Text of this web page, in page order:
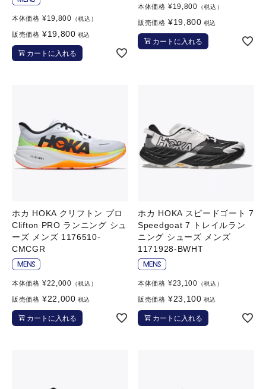
本体価格 ¥19,800 （税込）
販売価格 ¥19,800 税込
カートに入れる
本体価格 ¥19,800 （税込）
販売価格 ¥19,800 税込
カートに入れる
ホカ HOKA クリフトン プロ
Clifton PRO ランニング シュ
ーズ メンズ 1176510-
CMCGR
本体価格 ¥22,000 （税込）
販売価格 ¥22,000 税込
カートに入れる
ホカ HOKA スピードゴート 7
Speedgoat 7 トレイルラン
ニング シューズ メンズ
1171928-BWHT
本体価格 ¥23,100 （税込）
販売価格 ¥23,100 税込
カートに入れる